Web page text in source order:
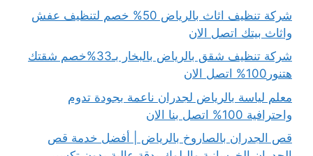
شركة تنظيف اثاث بالرياض 50% خصم لتنظيف عفش
واثاث بيتك اتصل الان
شركة تنظيف شقق بالرياض بالبخار بـ33%خصم شقتك
هتنور100% اتصل الان
معلم لياسة بالرياض لجدران ناعمة بجودة تدوم
واحترافية 100% اتصل بنا الان
قص الجدران بالصاروخ بالرياض | أفضل خدمة قص